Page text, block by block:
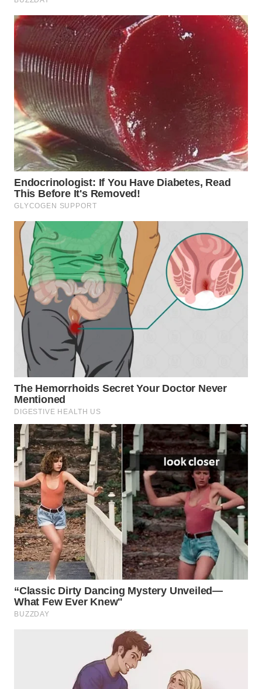
UTARA
SAMOSIR
WN
PADANG
LAWAS
WN
SUMEDANG
WN
CIANJUR
WN
KEPULAUAN
SERIBU
WN
TANGERANG
WN
BINJAI
WN
CIREBON
WN
WN
KUNINGAN
WN
MAJALENGKA
WN
SUBANG
WN
SUKABUMI